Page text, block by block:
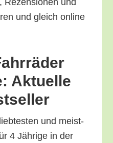
Rezen­sio­nen und
und gleich online
Aktu­el­le
und meist­
4 Jäh­ri­ge in der